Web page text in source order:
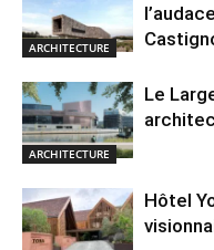
ARCHITECTURE
ARCHITECTURE
Le
Hôtel